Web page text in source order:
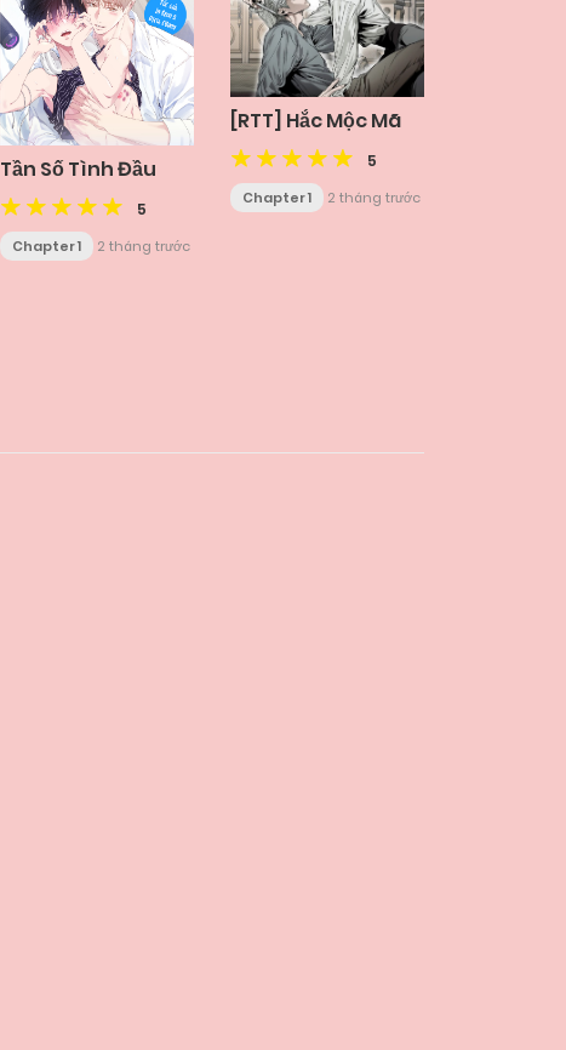
Tần Số Tình Đầu
5
Chapter 1 2 tháng trước
[RTT] Hắc Mộc Mã
5
Chapter 1 2 tháng trước